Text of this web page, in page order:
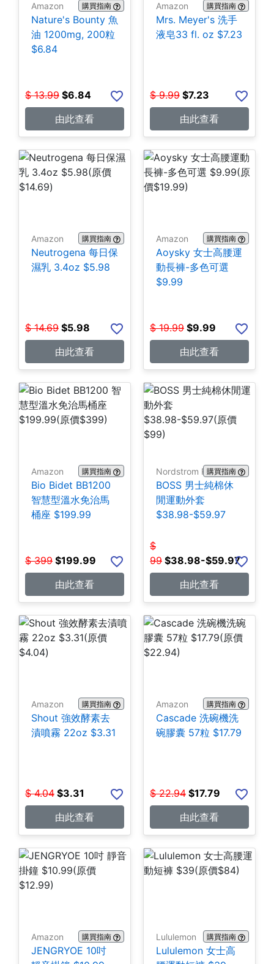
Amazon 購買指南
Nature's Bounty 魚
油 1200mg, 200粒
$6.84
$ 13.99 $6.84
由此查看
Amazon 購買指南
Mrs. Meyer's 洗手
液皂33 fl. oz $7.23
$ 9.99 $7.23
由此查看
Amazon 購買指南
Neutrogena 每日保
濕乳 3.4oz $5.98
$ 14.69 $5.98
由此查看
Amazon 購買指南
Aoysky 女士高腰運
動長褲-多色可選
$9.99
$ 19.99 $9.99
由此查看
Amazon 購買指南
Bio Bidet BB1200
智慧型溫水免治馬
桶座 $199.99
$ 399 $199.99
由此查看
Nordstrom Rack購買指南
BOSS 男士純棉休
閒運動外套
$38.98-$59.97
$
99 $38.98-$59.97
由此查看
Amazon 購買指南
Shout 強效酵素去
漬噴霧 22oz $3.31
$ 4.04 $3.31
由此查看
Amazon 購買指南
Cascade 洗碗機洗
碗膠囊 57粒 $17.79
$ 22.94 $17.79
由此查看
Amazon 購買指南
JENGRYOE 10吋
Lululemon 購買指南
Lululemon 女士高